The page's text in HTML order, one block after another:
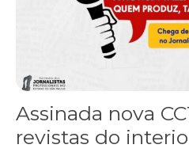
Assinada nova
revistas do